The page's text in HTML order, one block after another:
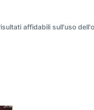
affidabili sull'uso